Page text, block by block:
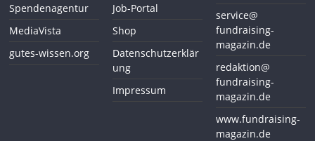
Spendenagentur
MediaVista
gutes-wissen.org
Job-Portal
Shop
Datenschutzerklär
ung
Impressum
service@
fundraising-
magazin.de
redaktion@
fundraising-
magazin.de
www.fundraising-
magazin.de